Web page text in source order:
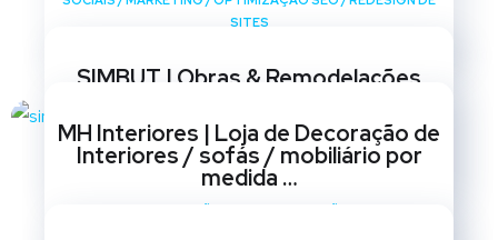
SITES
SIMBUT | Obras & Remodelações
SOCIAIS /MARKETING OPTIMIZAÇÃO SEO/ REDESIGN DE
SITES
MH Interiores | Loja de Decoração de
Interiores / sofás / mobiliário por
medida …